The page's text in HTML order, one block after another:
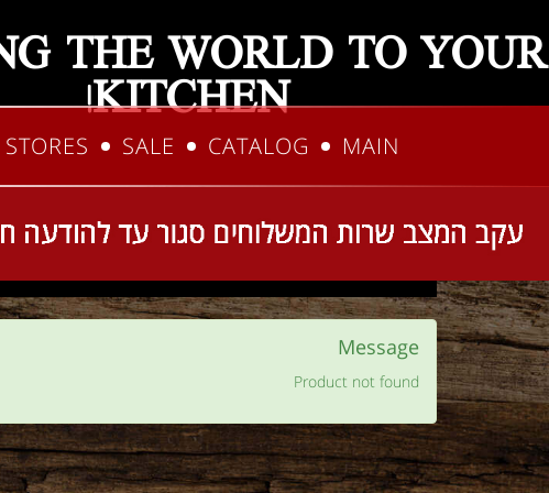
THE WORLD TO YOUR
KITCHEN!
MAIN
CATALOG
SALE
STORES
You are here:
Home
Catalog
Message
Product not found